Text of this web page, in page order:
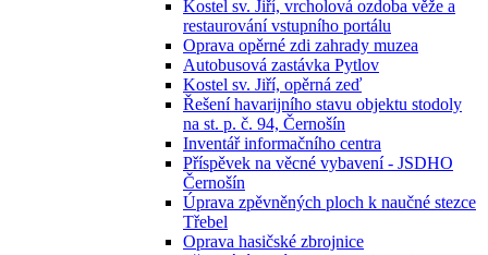
Kostel sv. Jiří, vrcholová ozdoba věže a
restaurování vstupního portálu
Oprava opěrné zdi zahrady muzea
Autobusová zastávka Pytlov
Kostel sv. Jiří, opěrná zeď
Řešení havarijního stavu objektu stodoly
na st. p. č. 94, Černošín
Inventář informačního centra
Příspěvek na věcné vybavení - JSDHO
Černošín
Úprava zpěvněných ploch k naučné stezce
Třebel
Oprava hasičské zbrojnice